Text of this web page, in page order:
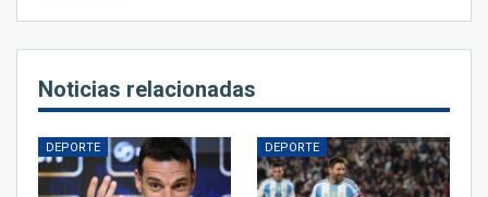
Noticias relacionadas
DEPORTE DEPORTE